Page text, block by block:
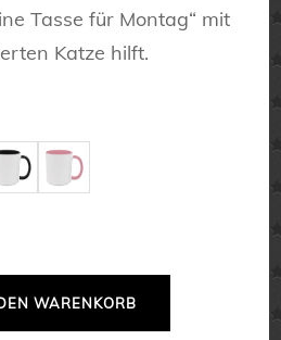
Tasse für Montag“ mit
Katze hilft.
WARENKORB